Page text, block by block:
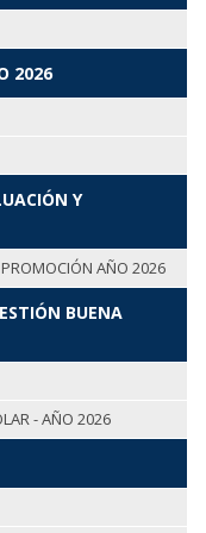
2026
Y
AÑO 2026
BUENA
- AÑO 2026